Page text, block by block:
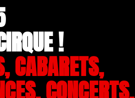
!
CABARETS,
CONCERTS,